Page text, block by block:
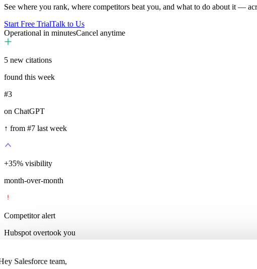
See where you rank, where competitors beat you, and what to do about it —
Start Free TrialTalk to Us
Operational in minutesCancel anytime
5 new citations
found this week
#3
on ChatGPT
↑ from #7 last week
+35% visibility
month-over-month
Competitor alert
Hubspot overtook you
Salesforce team,